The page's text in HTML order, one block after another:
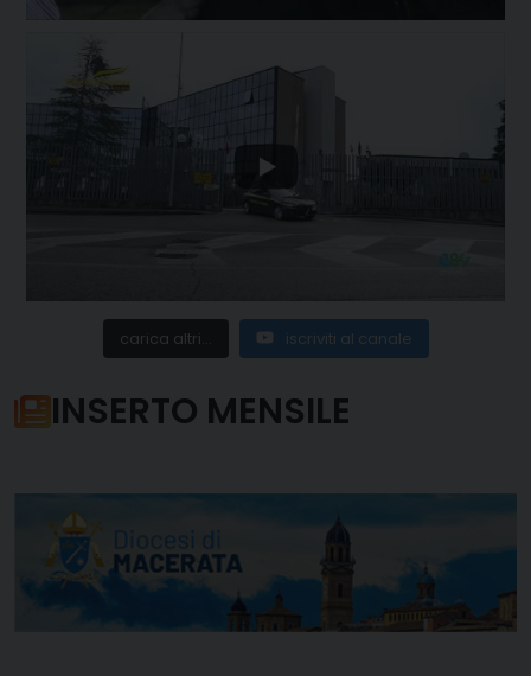
carica altri... iscriviti al canale
INSERTO MENSILE